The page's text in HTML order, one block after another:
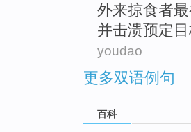
外来掠食者
并击溃预定 目
youdao
更多双语例句
百科